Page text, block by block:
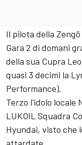
Il pilota della
Gara 2 di domani
della sua Cupra
quasi 3 decimi la
Performance).
Terzo l'idolo locale
LUKOIL Squadra
Hyundai, visto che